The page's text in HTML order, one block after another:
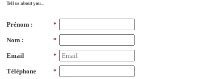
Tell us about you...
*
Prénom :
*
Nom :
*
Email
*
Téléphone